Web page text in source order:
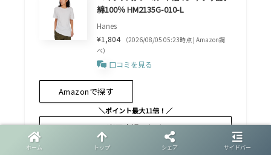
綿100％ HM2135G-010-L
Hanes
¥1,804 （2026/08/05 05:23時点 | Amazon調
べ）
口コミを見る
Amazonで探す
＼ポイント最大11倍！／
楽天市場で探す
ホーム トップ シェア サイドバー